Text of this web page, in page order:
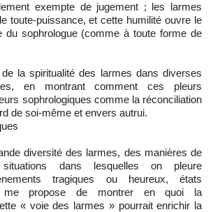
exempte de jugement ; les larmes
toute-puissance, et cette humilité ouvre le
du sophrologue (comme à toute forme de
la spiritualité des larmes dans diverses
en montrant comment ces pleurs
sophrologiques comme la réconciliation
de soi-même et envers autrui.
diversité des larmes, des manières de
dans lesquelles on pleure
tragiques ou heureux, états
me propose de montrer en quoi la
« voie des larmes » pourrait enrichir la